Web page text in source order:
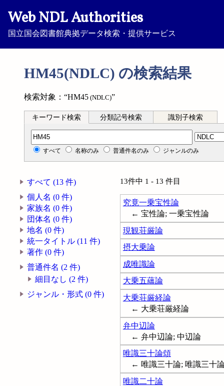
Web NDL Authorities
国立国会図書館典拠データ検索・提供サービス
HM45(NDLC) の検索結果
検索対象：“HM45 (NDLC)”
キーワード検索 分類記号検索 識別子検索
分類記号検索
すべて 名称のみ 普通件名のみ ジャンルのみ
すべて (13 件)
個人名 (0 件)
家族名 (0 件)
団体名 (0 件)
地名 (0 件)
統一タイトル (11 件)
著作 (0 件)
普通件名 (2 件)
細目なし (2 件)
ジャンル・形式 (0 件)
13件中 1 - 13 件目
究竟一乗宝性論
← 宝性論; 一乗宝性論
現観荘厳論
摂大乗論
成唯識論
大乗五蘊論
大乗荘厳経論
← 大乗荘厳経論
弁中辺論
← 弁中辺論; 中辺論
唯識三十論頌
← 唯識三十論; 唯識三十
唯識二十論